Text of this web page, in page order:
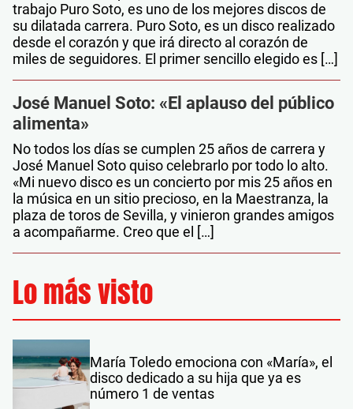
trabajo Puro Soto, es uno de los mejores discos de
su dilatada carrera. Puro Soto, es un disco realizado
desde el corazón y que irá directo al corazón de
miles de seguidores. El primer sencillo elegido es […]
José Manuel Soto: «El aplauso del público
alimenta»
No todos los días se cumplen 25 años de carrera y
José Manuel Soto quiso celebrarlo por todo lo alto.
«Mi nuevo disco es un concierto por mis 25 años en
la música en un sitio precioso, en la Maestranza, la
plaza de toros de Sevilla, y vinieron grandes amigos
a acompañarme. Creo que el […]
Lo más visto
María Toledo emociona con «María», el
disco dedicado a su hija que ya es
número 1 de ventas